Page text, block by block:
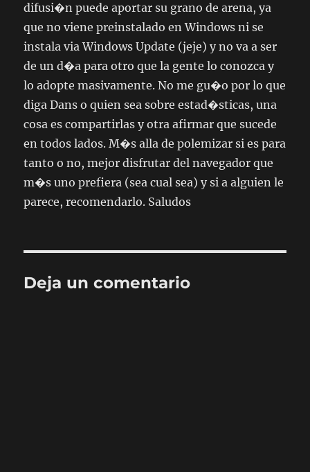
difusi�n puede aportar su grano de arena, ya
que no viene preinstalado en Windows ni se
instala via Windows Update (jeje) y no va a ser
de un d�a para otro que la gente lo conozca y
lo adopte masivamente. No me gu�o por lo que
diga Dans o quien sea sobre estad�sticas, una
cosa es compartirlas y otra afirmar que sucede
en todos lados. M�s alla de polemizar si es para
tanto o no, mejor disfrutar del navegador que
m�s uno prefiera (sea cual sea) y si a alguien le
parece, recomendarlo. Saludos
Deja un comentario